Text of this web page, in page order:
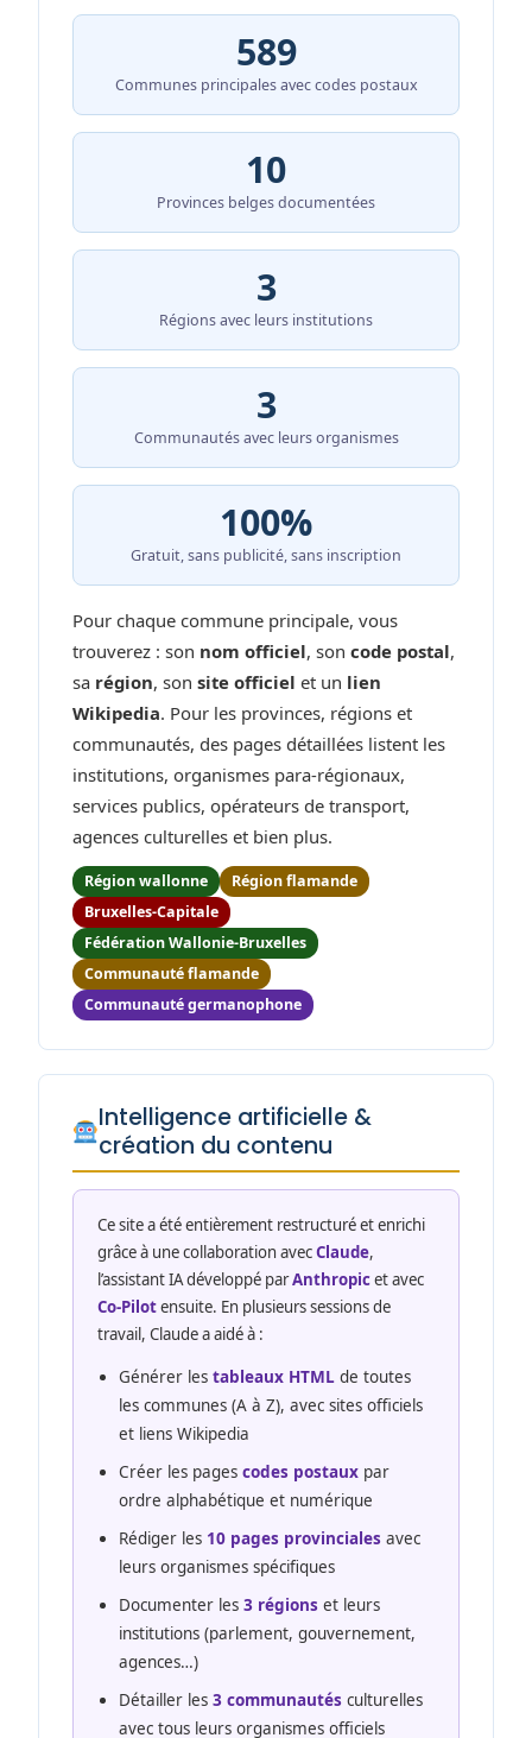
589
Communes principales avec codes postaux
10
Provinces belges documentées
3
Régions avec leurs institutions
3
Communautés avec leurs organismes
100%
Gratuit, sans publicité, sans inscription
Pour chaque commune principale, vous
trouverez : son nom officiel, son code postal,
sa région, son site officiel et un lien
Wikipedia. Pour les provinces, régions et
communautés, des pages détaillées listent les
institutions, organismes para-régionaux,
services publics, opérateurs de transport,
agences culturelles et bien plus.
Région wallonne
Région flamande
Bruxelles-Capitale
Fédération Wallonie-Bruxelles
Communauté flamande
Communauté germanophone
Intelligence artificielle &
création du contenu
Ce site a été entièrement restructuré et enrichi
grâce à une collaboration avecClaude,
l’assistant IA développé parAnthropicet avec
Co-Pilotensuite. En plusieurs sessions de
travail, Claude a aidé à :
Générer les tableaux HTML de toutes
les communes (A à Z), avec sites officiels
et liens Wikipedia
Créer les pages codes postaux par
ordre alphabétique et numérique
Rédiger les 10 pages provinciales avec
leurs organismes spécifiques
Documenter les 3 régions et leurs
institutions (parlement, gouvernement,
agences…)
Détailler les 3 communautés culturelles
avec tous leurs organismes officiels